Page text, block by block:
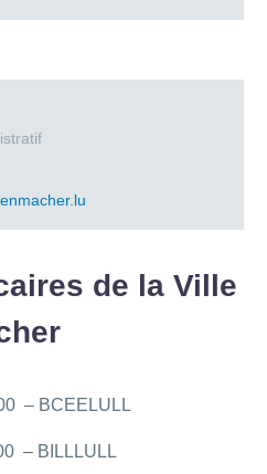
de la Ville
– BCEELULL
– BILLLULL